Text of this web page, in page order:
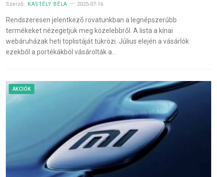
Szerző: KASTÉLY BÉLA 2025-07-16
Rendszeresen jelentkező rovatunkban a legnépszerűbb
termékeket nézegetjük meg közelebbről. A lista a kínai
webáruházak heti toplistáját tükrözi. Július elején a vásárlók
ezekből a portékákból vásárolták a…
AKCIÓK